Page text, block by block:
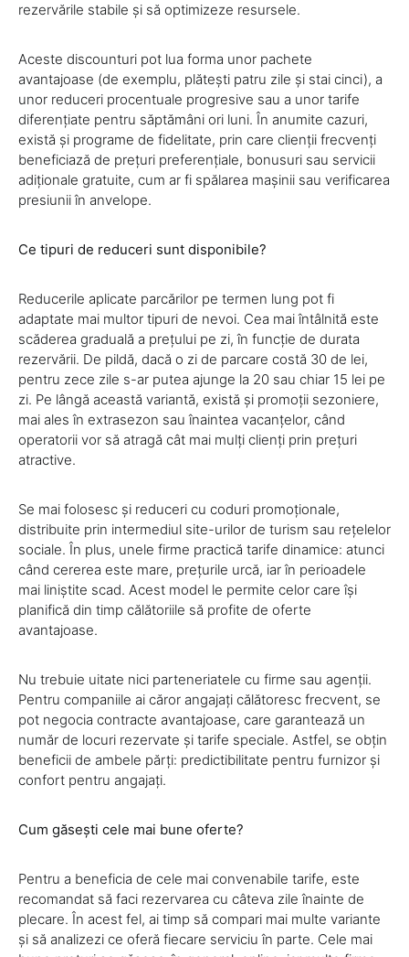
rezervările stabile și să optimizeze resursele.
Aceste discounturi pot lua forma unor pachete
avantajoase (de exemplu, plătești patru zile și stai cinci), a
unor reduceri procentuale progresive sau a unor tarife
diferențiate pentru săptămâni ori luni. În anumite cazuri,
există și programe de fidelitate, prin care clienții frecvenți
beneficiază de prețuri preferențiale, bonusuri sau servicii
adiționale gratuite, cum ar fi spălarea mașinii sau verificarea
presiunii în anvelope.
Ce tipuri de reduceri sunt disponibile?
Reducerile aplicate parcărilor pe termen lung pot fi
adaptate mai multor tipuri de nevoi. Cea mai întâlnită este
scăderea graduală a prețului pe zi, în funcție de durata
rezervării. De pildă, dacă o zi de parcare costă 30 de lei,
pentru zece zile s-ar putea ajunge la 20 sau chiar 15 lei pe
zi. Pe lângă această variantă, există și promoții sezoniere,
mai ales în extrasezon sau înaintea vacanțelor, când
operatorii vor să atragă cât mai mulți clienți prin prețuri
atractive.
Se mai folosesc și reduceri cu coduri promoționale,
distribuite prin intermediul site-urilor de turism sau rețelelor
sociale. În plus, unele firme practică tarife dinamice: atunci
când cererea este mare, prețurile urcă, iar în perioadele
mai liniștite scad. Acest model le permite celor care își
planifică din timp călătoriile să profite de oferte
avantajoase.
Nu trebuie uitate nici parteneriatele cu firme sau agenții.
Pentru companiile ai căror angajați călătoresc frecvent, se
pot negocia contracte avantajoase, care garantează un
număr de locuri rezervate și tarife speciale. Astfel, se obțin
beneficii de ambele părți: predictibilitate pentru furnizor și
confort pentru angajați.
Cum găsești cele mai bune oferte?
Pentru a beneficia de cele mai convenabile tarife, este
recomandat să faci rezervarea cu câteva zile înainte de
plecare. În acest fel, ai timp să compari mai multe variante
și să analizezi ce oferă fiecare serviciu în parte. Cele mai